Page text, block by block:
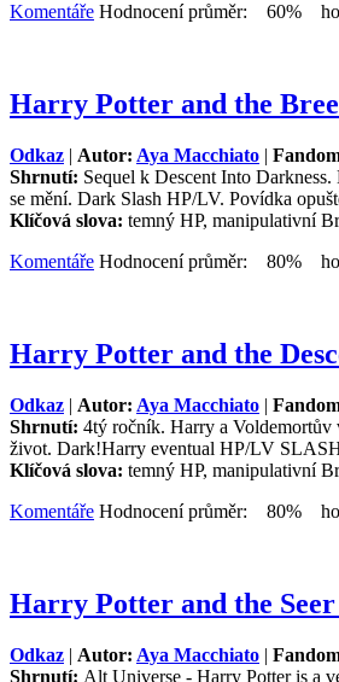
Komentáře Hodnocení průměr: 60%
Harry Potter and the
Odkaz | Autor: Aya Macchiato |
Shrnutí: Sequel k Descent Into
se mění. Dark Slash HP/LV. Povídka
Klíčová slova: temný HP, manipulativní
Komentáře Hodnocení průměr: 80%
Harry Potter and the
Odkaz | Autor: Aya Macchiato |
Shrnutí: 4tý ročník. Harry a Voldemortův
život. Dark!Harry eventual HP/LV
Klíčová slova: temný HP, manipulativní
Komentáře Hodnocení průměr: 80%
Harry Potter and the
Odkaz | Autor: Aya Macchiato |
Shrnutí: Alt Universe - Harry Potter is a